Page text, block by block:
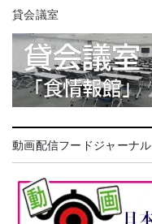
貸会議室
動画配信フードジャーナル